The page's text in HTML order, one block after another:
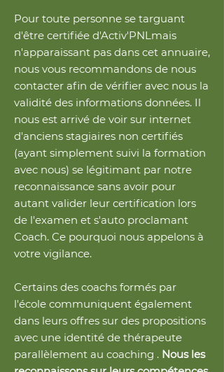
Pour toute personne se targuant
d'être certifiée d'Activ'PNLmais
n'apparaissant pas dans cet annuaire,
nous vous recommandons de nous
contacter afin de vérifier avec nous la
validité des informations données. Il
nous est arrivé de voir sur internet
d'anciens stagiaires non certifiés
(ayant simplement suivi la formation
avec nous) se légitimant par notre
reconnaissance sans avoir pour
autant valider leur certification lors
de l'examen et s'auto proclamant
Coach. Ce pourquoi nous appelons à
votre vigilance.
Certains des coachs formés par
l'école communiquent également
dans leurs offres sur des propositions
avec une identité de thérapeute
parallèlement au coaching . Nous les